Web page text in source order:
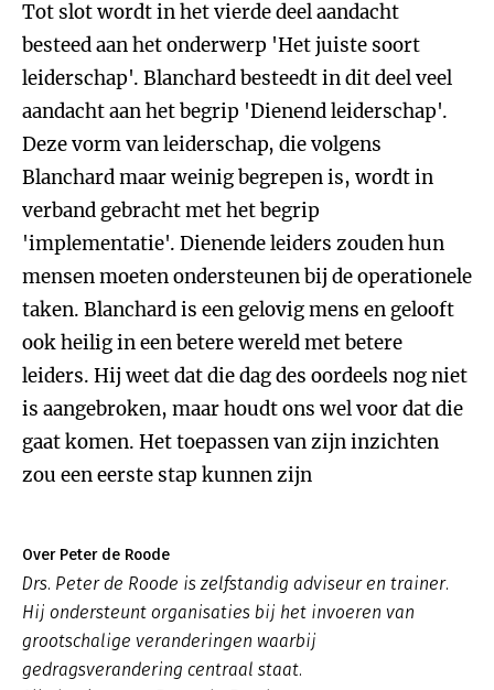
Tot slot wordt in het vierde deel aandacht
besteed aan het onderwerp 'Het juiste soort
leiderschap'. Blanchard besteedt in dit deel veel
aandacht aan het begrip 'Dienend leiderschap'.
Deze vorm van leiderschap, die volgens
Blanchard maar weinig begrepen is, wordt in
verband gebracht met het begrip
'implementatie'. Dienende leiders zouden hun
mensen moeten ondersteunen bij de operationele
taken. Blanchard is een gelovig mens en gelooft
ook heilig in een betere wereld met betere
leiders. Hij weet dat die dag des oordeels nog niet
is aangebroken, maar houdt ons wel voor dat die
gaat komen. Het toepassen van zijn inzichten
zou een eerste stap kunnen zijn
Over Peter de Roode
Drs. Peter de Roode is zelfstandig adviseur en trainer.
Hij ondersteunt organisaties bij het invoeren van
grootschalige veranderingen waarbij
gedragsverandering centraal staat.